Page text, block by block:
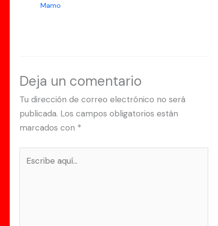
Mamo
Deja un comentario
Tu dirección de correo electrónico no será
publicada. Los campos obligatorios están
marcados con *